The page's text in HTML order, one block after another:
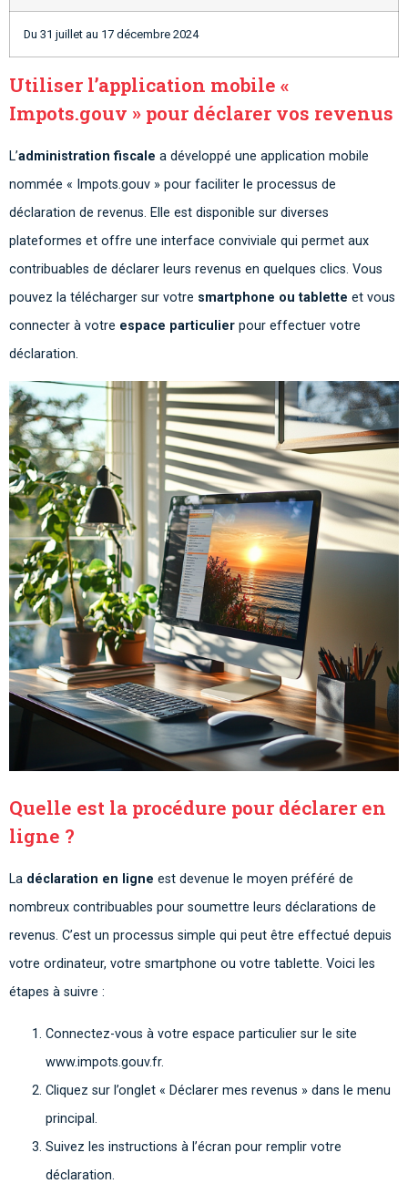
Du 31 juillet au 17 décembre 2024
Utiliser l’application mobile «
Impots.gouv » pour déclarer vos revenus
L’administration fiscale a développé une application mobile
nommée « Impots.gouv » pour faciliter le processus de
déclaration de revenus. Elle est disponible sur diverses
plateformes et offre une interface conviviale qui permet aux
contribuables de déclarer leurs revenus en quelques clics. Vous
pouvez la télécharger sur votre smartphone ou tablette et vous
connecter à votre espace particulier pour effectuer votre
déclaration.
Quelle est la procédure pour déclarer en
ligne ?
La déclaration en ligne est devenue le moyen préféré de
nombreux contribuables pour soumettre leurs déclarations de
revenus. C’est un processus simple qui peut être effectué depuis
votre ordinateur, votre smartphone ou votre tablette. Voici les
étapes à suivre :
Connectez-vous à votre espace particulier sur le site
www.impots.gouv.fr.
Cliquez sur l’onglet « Déclarer mes revenus » dans le menu
principal.
Suivez les instructions à l’écran pour remplir votre
déclaration.